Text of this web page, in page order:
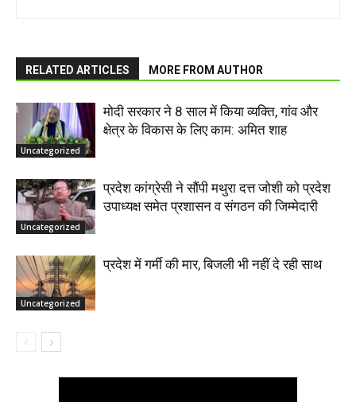
RELATED ARTICLES MORE FROM AUTHOR
Uncategorized
मोदी सरकार ने 8 साल में किया व्यक्ति, गांव और
क्षेत्र के विकास के लिए काम: अमित शाह
Uncategorized
प्रदेश कांग्रेसी ने सौंपी मथुरा दत्त जोशी को प्रदेश
उपाध्यक्ष समेत प्रशासन व संगठन की जिम्मेदारी
Uncategorized
प्रदेश में गर्मी की मार, बिजली भी नहीं दे रही साथ